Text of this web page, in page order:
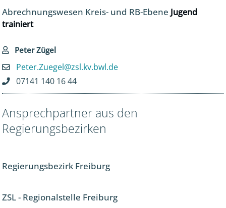
Abrechnungswesen Kreis- und RB-Ebene Jugend
trainiert
Peter Zügel
Peter.Zuegel@zsl.kv.bwl.de
07141 140 16 44
Ansprechpartner aus den
Regierungsbezirken
Regierungsbezirk Freiburg
ZSL - Regionalstelle Freiburg